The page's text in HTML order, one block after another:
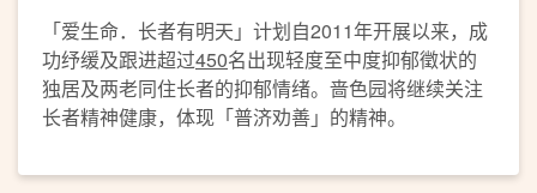
「爱生命．长者有明天」计划自2011年开展以来，成
功纾缓及跟进超过450名出现轻度至中度抑郁徵状的
独居及两老同住长者的抑郁情绪。啬色园将继续关注
长者精神健康，体现「普济劝善」的精神。